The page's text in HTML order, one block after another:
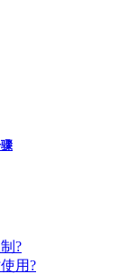
?
用?